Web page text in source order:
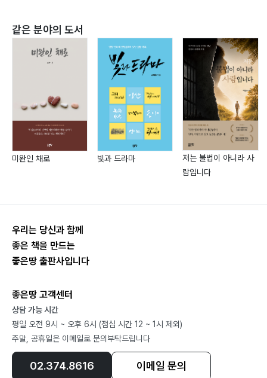
사과나무와 배나무_78 / 지혜로운 지렛대_79 / 오일장
날이면_80
제2부 과일나무에 꽃 피면
뻐꾸기 소리_82 / 유채꽃 화가_83 / 가지와 오이_84 / 여
름날 푸른 산_85 / 기부천사 이팝나무_86 / 수박과 참외
_87 / 나에게 하는 말_88 / 찬물과 더운물의 역할_89 /
노래하는 버드나무_91 / 극과 극_92 / 사랑하는 마음_93
며 산다_103 / 바닷가를 걸으면_104 / 칭찬 들은 날_106
/ 맨발_107 / 연못 속 연꽃잎_108 / 자비의 부처님_109 /
메기와 빠가사리_110 / 붓과 칼의 힘자랑_111 / 과일나무
_114 / 미안합니다_115 / 못 이야기_116 / 동시는 둥지
_117 / 장미꽃과 금붕어_118 / 귤 한 알_119 / 오늘은 좋은
날_121 / 북두칠성 하나가_122 / 그냥그냥_123 / 타조의
말_124 / 강아지 꼬리 놀이_125 / 파도 소리_126 / 끈끈이
주걱_127 / 밤 줍기 놀이_128 / 엄마 품에 안기면_129 /
같은 분야의 도서
미완인 채로 빛과 드라마
저는 불법이 아니라 사
람입니다
우리는 당신과 함께
좋은 책을 만드는
좋은땅 출판사입니다
좋은땅 고객센터
상담 가능 시간
평일 오전 9시 ~ 오후 6시 (점심 시간 12 ~ 1시 제외)
주말, 공휴일은 이메일로 문의부탁드립니다
02.374.8616 이메일 문의